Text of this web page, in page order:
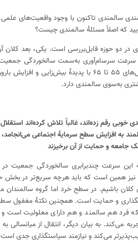
سالمندی تاکنون با وجود واقعیت‌های
که اصلاً مسئلهٔ سالمندی چیست؟
در دو حوزه قابل‌بررسی است. یکی، بعد کلان
سرعت سرسام‌آوری به‌سمت سالخوردگی
انقلاب یعنی بین سال‌های ۵۵ تا ۶۵ با
به‌سوی سالمندی دارد.
خوبی رقم زده‌اند، غالباً تلاش کرده‌اند
به افزایش سطح سرمایهٔ اجتماعی
جامعه و حمایت از آن برخیزند
این سرعت چندبرابری سالخوردگی جمعیت
همین است که باید هرچه سریع‌تر در بخش
باشیم. در سطح خرد اما گروه سالمندان
و حمایت است. همچنین نکتهٔ مغفول
فرد هم سالمند و هم دارای معلولیت است
می‌کند. به بیان دیگر، انتقال از
می‌کند و نیازمند سیاستگذاری جدی